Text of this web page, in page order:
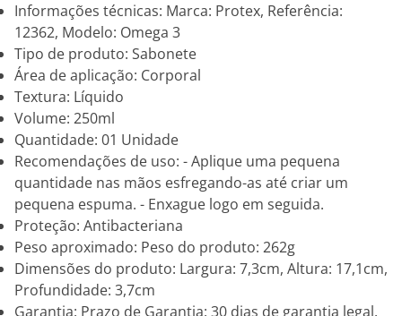
Informações técnicas: Marca: Protex, Referência:
12362, Modelo: Omega 3
Tipo de produto: Sabonete
Área de aplicação: Corporal
Textura: Líquido
Volume: 250ml
Quantidade: 01 Unidade
Recomendações de uso: - Aplique uma pequena
quantidade nas mãos esfregando-as até criar um
pequena espuma. - Enxague logo em seguida.
Proteção: Antibacteriana
Peso aproximado: Peso do produto: 262g
Dimensões do produto: Largura: 7,3cm, Altura: 17,1cm,
Profundidade: 3,7cm
Garantia: Prazo de Garantia: 30 dias de garantia legal.